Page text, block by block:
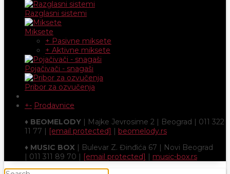
Razglasni sistemi
Miksete
+ Pasivne miksete
+ Aktivne miksete
Pojačivači - snagaši
Pribor za ozvučenja
+- Prodavnice
♦ BEOMELODY | Majke Jevrosime 2 | Beograd | 011 322
11 77 | [email protected] | beomelody.rs
♦ MUSIC BOX | Bulevar Z. Đinđića 67 | Novi Beograd
| 011 311 89 70 | [email protected] | music-box.rs